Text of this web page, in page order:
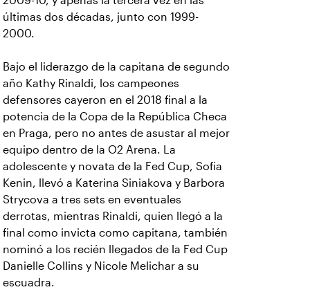
últimas dos décadas, junto con 1999-
2000.
Bajo el liderazgo de la capitana de segundo
año Kathy Rinaldi, los campeones
defensores cayeron en el 2018 final a la
potencia de la Copa de la República Checa
en Praga, pero no antes de asustar al mejor
equipo dentro de la O2 Arena. La
adolescente y novata de la Fed Cup, Sofia
Kenin, llevó a Katerina Siniakova y Barbora
Strycova a tres sets en eventuales
derrotas, mientras Rinaldi, quien llegó a la
final como invicta como capitana, también
nominó a los recién llegados de la Fed Cup
Danielle Collins y Nicole Melichar a su
escuadra.